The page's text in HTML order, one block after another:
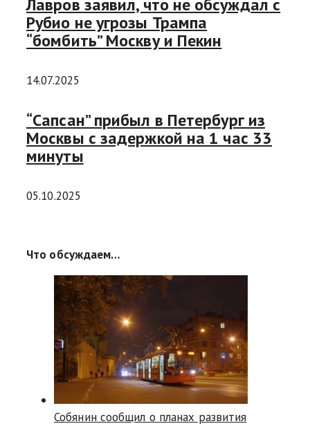
Лавров заявил, что не обсуждал с
Рубио не угрозы Трампа
“бомбить” Москву и Пекин
14.07.2025
“Сапсан” прибыл в Петербург из
Москвы с задержкой на 1 час 33
минуты
05.10.2025
Что обсуждаем…
Собянин сообщил о планах развития